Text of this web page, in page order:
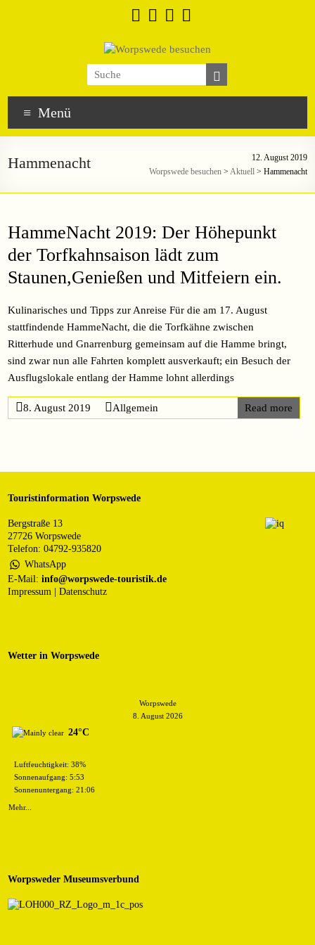
Menü
Hammenacht
12. August 2019
Worpswede besuchen> Aktuell> Hammenacht
HammeNacht 2019: Der Höhepunkt
der Torfkahnsaison lädt zum
Staunen,Genießen und Mitfeiern ein.
Kulinarisches und Tipps zur Anreise Für die am 17. August
stattfindende HammeNacht, die die Torfkähne zwischen
Ritterhude und Gnarrenburg gemeinsam auf die Hamme bringt,
sind zwar nun alle Fahrten komplett ausverkauft; ein Besuch der
Ausflugslokale entlang der Hamme lohnt allerdings
8. August 2019 Allgemein Read more
Touristinformation Worpswede
Bergstraße 13
27726 Worpswede
Telefon: 04792-935820
WhatsApp
E-Mail:info@worpswede-touristik.de
Impressum |Datenschutz
Wetter in Worpswede
Worpswede
8. August 2026
24°C
Luftfeuchtigkeit: 38%
Sonnenaufgang: 5:53
Sonnenuntergang: 21:06
Mehr...
Worpsweder Museumsverbund